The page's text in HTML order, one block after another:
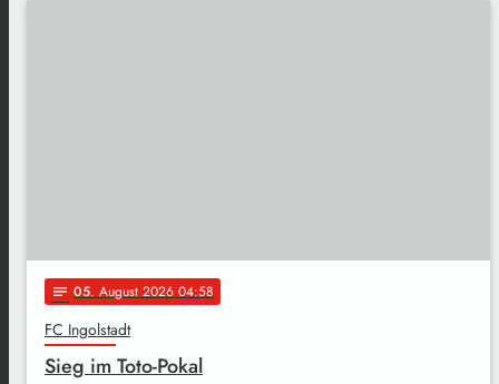
notes 05. August 2026 04:58
FC Ingolstadt
Sieg im Toto-Pokal